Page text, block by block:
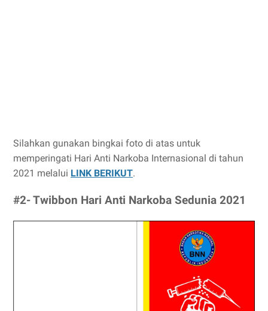
Silahkan gunakan bingkai foto di atas untuk
memperingati Hari Anti Narkoba Internasional di tahun
2021 melalui LINK BERIKUT.
#2- Twibbon Hari Anti Narkoba Sedunia 2021